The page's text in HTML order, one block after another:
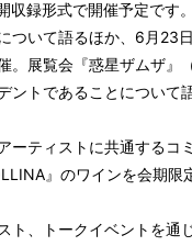
収録形式で開催予定で
ついて語るほか、6月23
。展覧会『惑星ザムザ
ントであることについて
ーティストに共通するコ
』のワインを会期限
ト、トークイベントを通